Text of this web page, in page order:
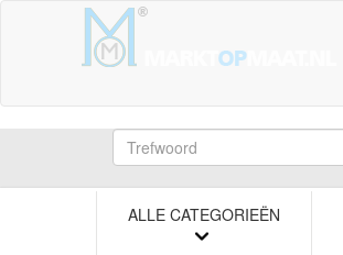
ALLE CATEGORIEËN